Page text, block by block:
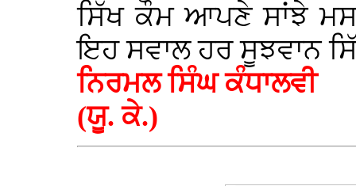
ਸਿੱਖ ਕੌਮ ਆਪਣੇ ਸਾਂਝੇ
ਇਹ ਸਵਾਲ ਹਰ ਸੂਝਵਾਨ
ਨਿਰਮਲ ਸਿੰਘ ਕੰਧਾਲਵੀ
(ਯੂ. ਕੇ.)